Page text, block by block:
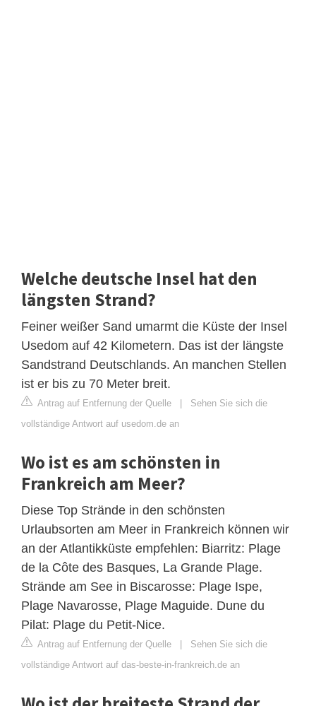
Welche deutsche Insel hat den
längsten Strand?
Feiner weißer Sand umarmt die Küste der Insel
Usedom auf 42 Kilometern. Das ist der längste
Sandstrand Deutschlands. An manchen Stellen
ist er bis zu 70 Meter breit.
Antrag auf Entfernung der Quelle | Sehen Sie sich die
vollständige Antwort auf usedom.de an
Wo ist es am schönsten in
Frankreich am Meer?
Diese Top Strände in den schönsten
Urlaubsorten am Meer in Frankreich können wir
an der Atlantikküste empfehlen: Biarritz: Plage
de la Côte des Basques, La Grande Plage.
Strände am See in Biscarosse: Plage Ispe,
Plage Navarosse, Plage Maguide. Dune du
Pilat: Plage du Petit-Nice.
Antrag auf Entfernung der Quelle | Sehen Sie sich die
vollständige Antwort auf das-beste-in-frankreich.de an